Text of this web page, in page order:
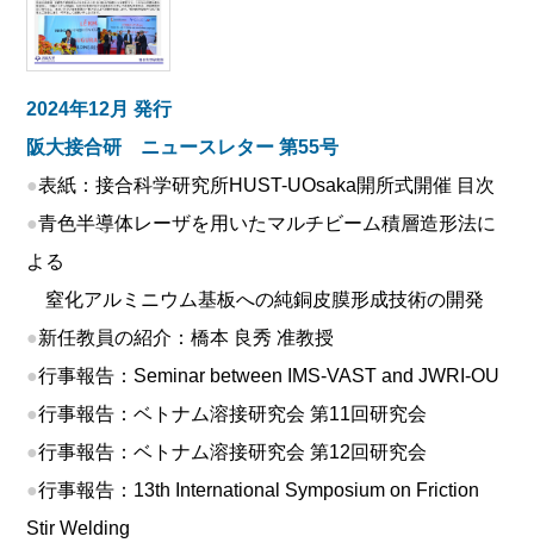
2024年12月 発行
阪大接合研 ニュースレター 第55号
●表紙：接合科学研究所HUST-UOsaka開所式開催 目次
●青色半導体レーザを用いたマルチビーム積層造形法に
よる
窒化アルミニウム基板への純銅皮膜形成技術の開発
●新任教員の紹介：橋本 良秀 准教授
●行事報告：Seminar between IMS-VAST and JWRI-OU
●行事報告：ベトナム溶接研究会 第11回研究会
●行事報告：ベトナム溶接研究会 第12回研究会
●行事報告：13th International Symposium on Friction
Stir Welding